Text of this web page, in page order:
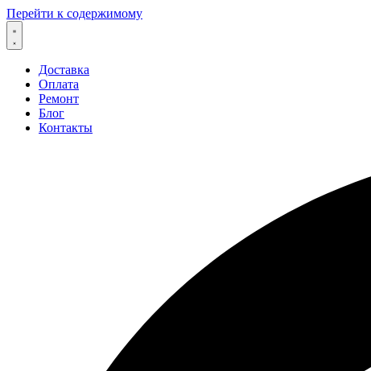
Перейти к содержимому
Доставка
Оплата
Ремонт
Блог
Контакты